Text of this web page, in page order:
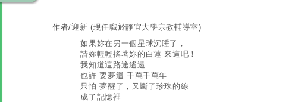
作者/迎新 (現任職於靜宜大學宗教輔導室)
如果妳在另一個星球沉睡了，
請妳輕輕搖著妳的白蓮 來這吧！
我知道這路途遙遠
也許 要夢迴 千萬千萬年
只怕 夢醒了，又斷了珍珠的線
成了記憶裡